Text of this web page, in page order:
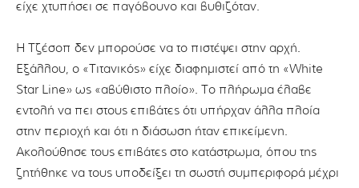
είχε χτυπήσει σε παγόβουνο και βυθιζόταν.
Η Τζέσοπ δεν μπορούσε να το πιστέψει στην αρχή.
Εξάλλου, ο «Τιτανικός» είχε διαφημιστεί από τη «White
Star Line» ως «αβύθιστο πλοίο». Το πλήρωμα έλαβε
εντολή να πει στους επιβάτες ότι υπήρχαν άλλα πλοία
στην περιοχή και ότι η διάσωση ήταν επικείμενη.
Aκολούθησε τους επιβάτες στο κατάστρωμα, όπου της
ζητήθηκε να τους υποδείξει τη σωστή συμπεριφορά μέχρι